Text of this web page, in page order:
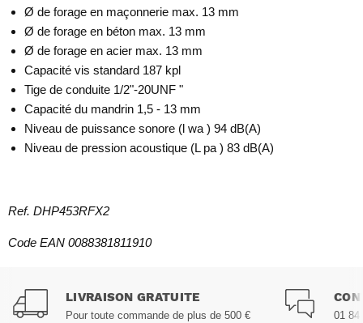
Ø de forage en maçonnerie max. 13 mm
Ø de forage en béton max. 13 mm
Ø de forage en acier max. 13 mm
Capacité vis standard 187 kpl
Tige de conduite 1/2"-20UNF "
Capacité du mandrin 1,5 - 13 mm
Niveau de puissance sonore (l wa ) 94 dB(A)
Niveau de pression acoustique (L pa ) 83 dB(A)
Ref. DHP453RFX2
Code EAN 0088381811910
LIVRAISON GRATUITE
Pour toute commande de plus de 500 €
01 84